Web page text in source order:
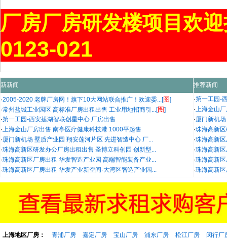
厂房厂房研发楼项目欢
0123-021
新新闻 推荐新闻
·2005-2020 老牌厂房网！旗下10大网站联合推广！欢迎委...[图]
·常州盐城工业园区 高标准厂房出租出售 工业用地招商引...[图]
·第一工园-西安莲湖智联创星中心 厂房出售
·上海金山厂房出售 南亭医疗健康科技港 1000平起售
·厦门新机场 墅质产业园 翔安莲河片区 先进智造中心 厂...
·珠海高新区研发办公厂房出租出售 圣博立科创园 创新型...
·珠海高新区厂房出租 华发智造产业园 高端智能装备产业...
·珠海高新区厂房出租 华发产业新空间·大湾区智造产业园...
·第一工园-
·上海金山
·厦门新机
·珠海高新
·珠海高新
·珠海高新
·珠海高新
·珠海高新
上海地区厂房： 青浦厂房 嘉定厂房 宝山厂房 浦东厂房 松江厂房
闵行厂